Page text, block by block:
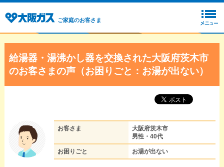
ご家庭のお客さま
給湯器・湯沸かし器を交換された大阪府茨木市
のお客さまの声（お困りごと：お湯が出ない）
お客さま
大阪府茨木市
男性・40代
お困りごと お湯が出ない